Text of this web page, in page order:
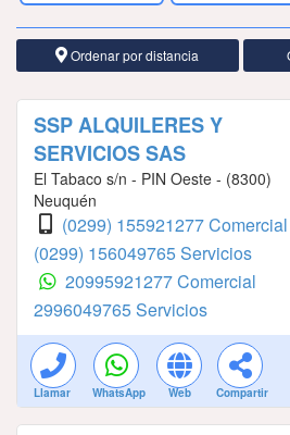
Ordenar por distancia
SSP ALQUILERES Y
SERVICIOS SAS
El Tabaco s/n - PIN Oeste - (8300)
Neuquén
(0299) 155921277 Comercial
(0299) 156049765 Servicios
20995921277 Comercial
2996049765 Servicios
Llamar WhatsApp Web Compartir